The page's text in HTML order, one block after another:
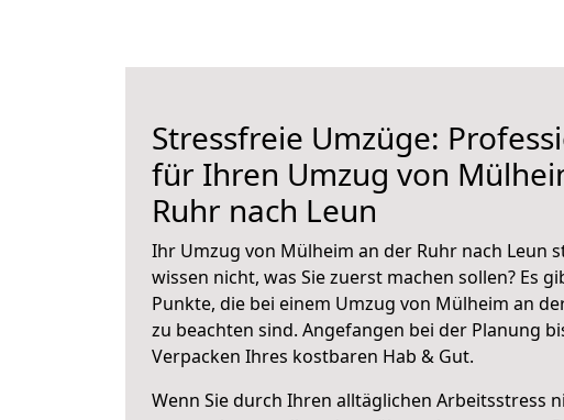
Stressfreie Umzüge:
für Ihren Umzug von
Ruhr nach Leun
Ihr Umzug von Mülheim an der Ruhr nach Leun
wissen nicht, was Sie zuerst machen sollen? Es
Punkte, die bei einem Umzug von Mülheim an
zu beachten sind. Angefangen bei der Planung
Verpacken Ihres kostbaren Hab & Gut.
Wenn Sie durch Ihren alltäglichen Arbeitsstress